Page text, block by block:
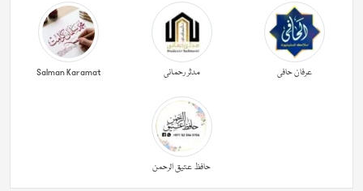
عرفان حافی مدثر رحمانی Salman Karamat
حافظ عتیق الرحمن